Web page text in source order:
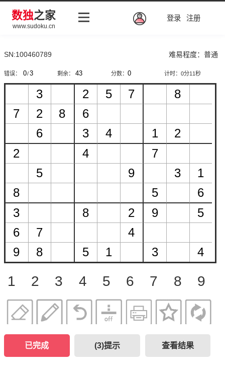
数独之家
www.sudoku.cn
登录 注册
SN:100460789 难易程度：普通
错误： / 剩余： 分数： 计时：0分11秒
1 2 3 4 5 6 7 8 9
已完成 (3)提示 查看结果